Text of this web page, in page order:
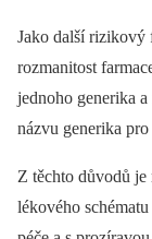
Jako další rizikový
rozmanitost
jednoho generika
názvu generika
Z těchto důvodů je
lékového